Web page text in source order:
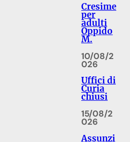
Cresime
per
adulti
Oppido
M.
10/08/2
026
Uffici di
Curia
chiusi
15/08/2
026
Assunzi